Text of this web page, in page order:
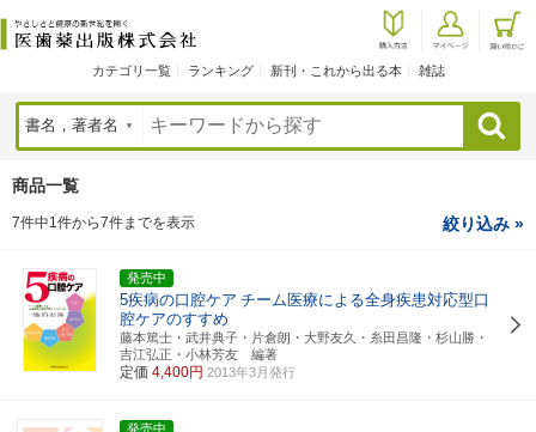
カテゴリ一覧 ランキング 新刊・これから出る本 雑誌
検索
商品一覧
7件中1件から7件までを表示 絞り込み »
発売中
5疾病の口腔ケア チーム医療による全身疾患対応型口
腔ケアのすすめ
藤本篤士・武井典子・片倉朗・大野友久・糸田昌隆・杉山勝・
吉江弘正・小林芳友 編著
定価 4,400円 2013年3月発行
発売中